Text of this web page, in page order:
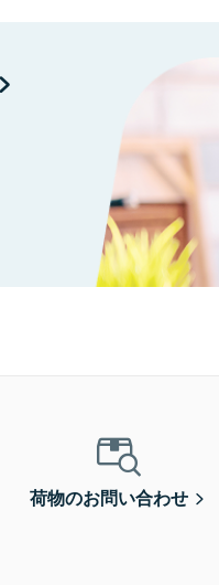
荷物のお問い合わせ